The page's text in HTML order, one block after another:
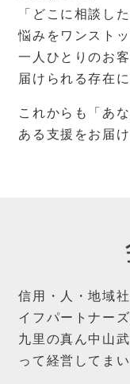
「どこに相談し
悩みをワンスト
一人ひとりのお
届けられる存在
これからも「あ
ある支援をお届
信用・人・地域
イフパートナーズ
九里の真ん中山
って経営してま